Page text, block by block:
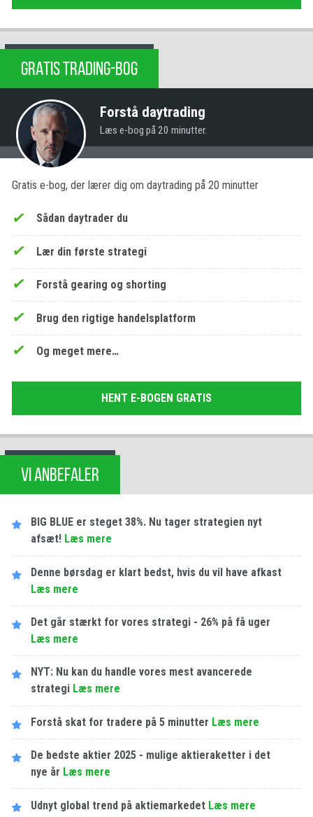
GRATIS TRADING-BOG
Forstå daytrading
Læs e-bog på 20 minutter.
Gratis e-bog, der lærer dig om daytrading på 20 minutter
Sådan daytrader du
Lær din første strategi
Forstå gearing og shorting
Brug den rigtige handelsplatform
Og meget mere…
HENT E-BOGEN GRATIS
VI ANBEFALER
BIG BLUE er steget 38%. Nu tager strategien nyt
afsæt! Læs mere
Denne børsdag er klart bedst, hvis du vil have afkast
Læs mere
Det går stærkt for vores strategi - 26% på få uger
Læs mere
NYT: Nu kan du handle vores mest avancerede
strategi Læs mere
Forstå skat for tradere på 5 minutter Læs mere
De bedste aktier 2025 - mulige aktieraketter i det
nye år Læs mere
Udnyt global trend på aktiemarkedet Læs mere